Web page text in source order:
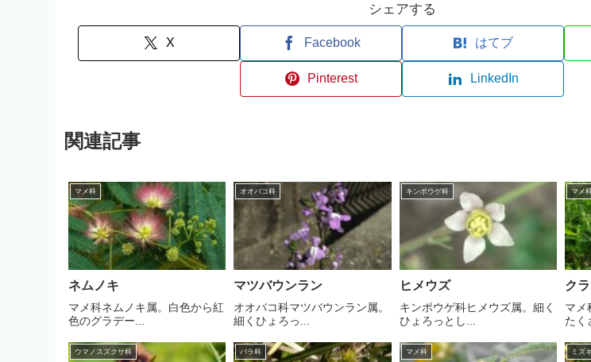
シェアする
X Facebook はてブ
Pinterest LinkedIn
関連記事
マメ科
ネムノキ
マメ科ネムノキ属。白色から紅
色のグラデー...
オオバコ科
マツバウンラン
オオバコ科マツバウンラン属。
細くひょろっ...
キンポウゲ科
ヒメウズ
キンポウゲ科ヒメウズ属。細く
ひょろっとし...
マメ
ク
マメ
たく
ウマノスズクサ科 バラ科 マメ科 ミズ